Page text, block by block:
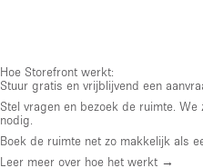
Hoe Storefront werkt:
Stuur gratis en vrijblijvend een
Stel vragen en bezoek de ruimte.
nodig.
Boek de ruimte net zo makkelijk als
Leer meer over hoe het werkt →